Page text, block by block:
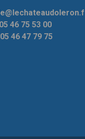
05 46 75 53 00
05 46 47 79 75